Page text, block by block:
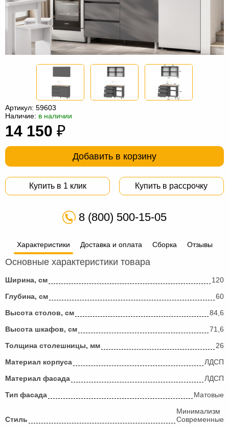
мебель
Столы
компьютер
для
Мебель
мешки
Мебель
из
ротанга
Садовая
мебель
Косметологическое
оборудование
Артикул: 59603
Наличие: в наличии
14 150 ₽
Добавить в корзину
Купить в 1 клик Купить в рассрочку
8 (800) 500-15-05
Характеристики Доставка и оплата Сборка Отзывы
Основные характеристики товара
Ширина, см
120
Глубина, см
60
Высота столов, см
84,6
Высота шкафов, см
71,6
Толщина столешницы, мм
26
Материал корпуса
ЛДСП
Материал фасада
ЛДСП
Тип фасада
Матовые
Стиль
Минимализм
Современные